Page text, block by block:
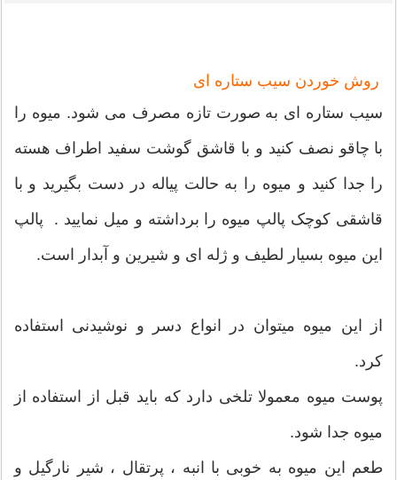
روش خوردن سیب ستاره ای
سیب ستاره ای به صورت تازه مصرف می شود. میوه را
با چاقو نصف کنید و با قاشق گوشت سفید اطراف هسته
را جدا کنید و میوه را به حالت پیاله در دست بگیرید و با
قاشقی کوچک پالپ میوه را برداشته و میل نمایید . پالپ
این میوه بسیار لطیف و ژله ای و شیرین و آبدار است.
از این میوه میتوان در انواع دسر و نوشیدنی استفاده
کرد.
پوست میوه معمولا تلخی دارد که باید قبل از استفاده از
میوه جدا شود.
طعم این میوه به خوبی با انبه ، پرتقال ، شیر نارگیل و